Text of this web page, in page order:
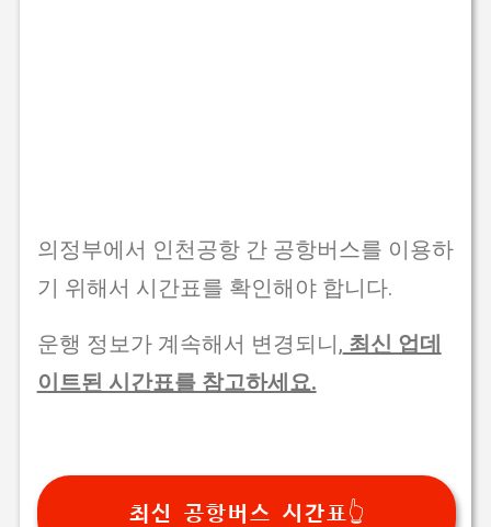
의정부에서 인천공항 간 공항버스를 이용하
기 위해서 시간표를 확인해야 합니다.
운행 정보가 계속해서 변경되니, 최신 업데
이트된 시간표를 참고하세요.
최신 공항버스 시간표👆